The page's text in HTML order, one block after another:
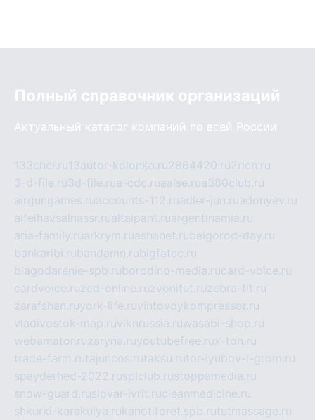
Полный справочник организаций
Актуальный каталог компаний по всей России
133chel.ru13autor-kolonka.ru2864420.ru2rich.ru
3-d-file.ru3d-file.rua-cdc.ruaalse.rua380club.ru
airgungames.ruaccounts-112.ruadler-jun.ruadonyev.ru
alfeihavsalnassr.rualtaipant.ruargentinamia.ru
aria-family.ruarkrym.ruashanet.rubelgorod-day.ru
bankaribi.rubandamn.rubigfatcc.ru
blagodarenie-spb.ruborodino-media.rucard-voice.ru
cardvoice.ruzed-online.ruzvonitut.ruzebra-tlt.ru
zarafshan.ruyork-life.ruvintovoykompressor.ru
vladivostok-map.ruvlknrussia.ruwasabi-shop.ru
webamator.ruzaryna.ruyoutubefree.rux-ton.ru
trade-farm.rutajuncos.rutaksu.rutor-lyubov-i-grom.ru
spayderhed-2022.rusplclub.rustoppamedia.ru
snow-guard.ruslovar-ivrit.rucleanmedicine.ru
shkurki-karakulya.rukanotiforet.spb.rututmassage.ru